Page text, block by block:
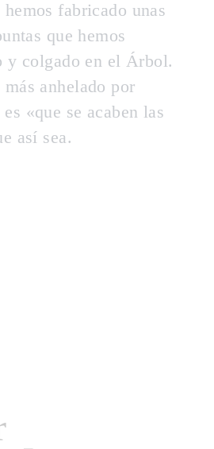
fabricado unas
que hemos
y colgado en el Árbol.
anhelado por
«que se acaben las
así sea.